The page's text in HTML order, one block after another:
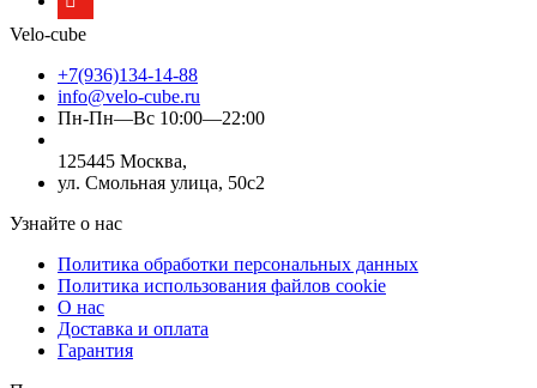
Velo-cube
+7(936)134-14-88
info@velo-cube.ru
Пн-Пн—Вс 10:00—22:00
125445 Москва,
ул. Смольная улица, 50с2
Узнайте о нас
Политика обработки персональных данных
Политика использования файлов cookie
О нас
Доставка и оплата
Гарантия